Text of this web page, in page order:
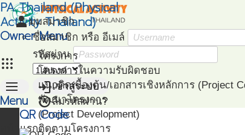
PA Thailand (Physical
Activity Thailand)
Owner Menu
apps
personมุมสมาชิก
ชื่อสมาชิก หรือ อีเมล์
รหัสผ่าน
loginเข้าสู่ระบบ
restoreลืมรหัสผ่าน?
menu
Menu
หน้าแรก
โครงการ
โครงการในความรับผิดชอบ
แนวคิดเบื้องต้น/เอกสารเชิงหลักการ (Project
พัฒนาโครงการ
(Project Development)
ติดตามโครงการ
QR Code